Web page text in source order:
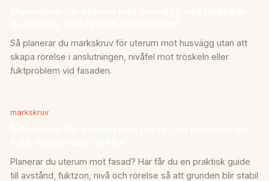
Så planerar du markskruv för uterum mot husvägg utan att
skapa rörelse i anslutningen, nivåfel mot tröskeln eller
fuktproblem vid fasaden.
markskruv
Planerar du uterum mot fasad? Här får du en praktisk guide
till avstånd, fuktzon, nivå och rörelse så att grunden blir stabil